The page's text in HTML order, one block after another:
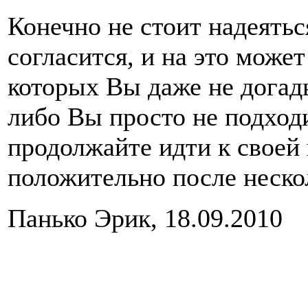
Конечно не стоит
согласится, и на это
которых Вы даже не
либо Вы просто не
продолжайте идти к
положительно после
Панько Эрик, 18.09.2010